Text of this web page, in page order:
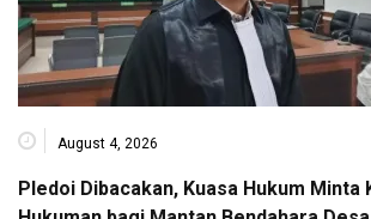
August 4, 2026
Pledoi Dibacakan, Kuasa Hukum Minta